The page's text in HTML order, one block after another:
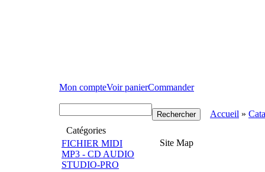
Mon compteVoir panierCommander
Accueil »
Catégories
FICHIER MIDI
MP3 - CD AUDIO
STUDIO-PRO
Site Map